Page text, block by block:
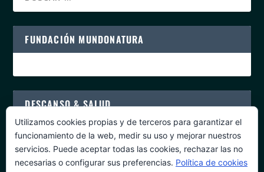
FUNDACIÓN MUNDONATURA
DESCANSO & SALUD
PROGRAMAS DE SALUD
Utilizamos cookies propias y de terceros para garantizar el
funcionamiento de la web, medir su uso y mejorar nuestros
servicios. Puede aceptar todas las cookies, rechazar las no
necesarias o configurar sus preferencias. Política de cookies